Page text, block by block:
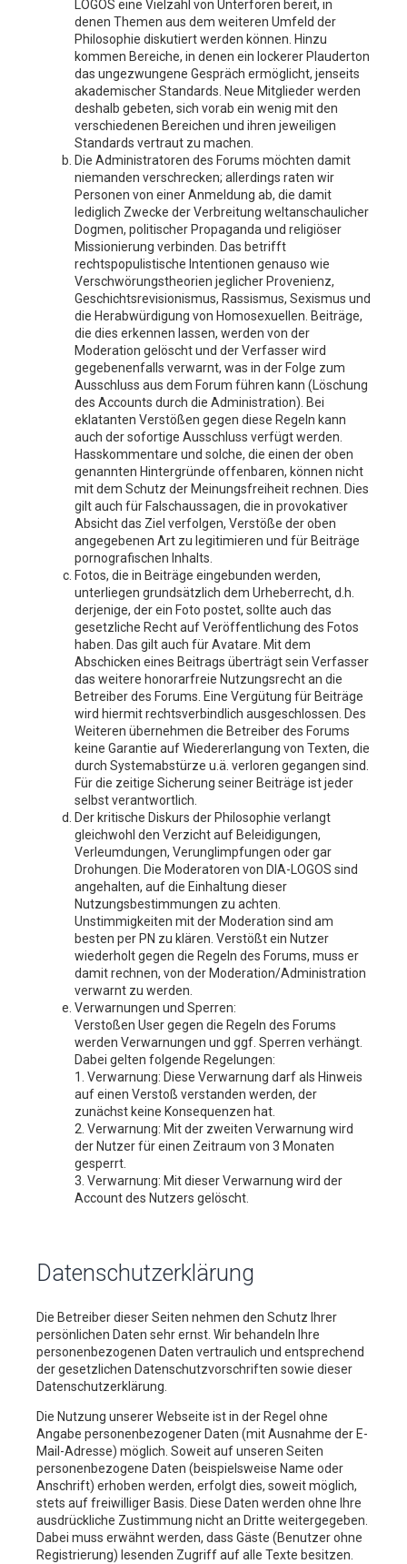
LOGOS eine Vielzahl von Unterforen bereit, in
denen Themen aus dem weiteren Umfeld der
Philosophie diskutiert werden können. Hinzu
kommen Bereiche, in denen ein lockerer Plauderton
das ungezwungene Gespräch ermöglicht, jenseits
akademischer Standards. Neue Mitglieder werden
deshalb gebeten, sich vorab ein wenig mit den
verschiedenen Bereichen und ihren jeweiligen
Standards vertraut zu machen.
Die Administratoren des Forums möchten damit
niemanden verschrecken; allerdings raten wir
Personen von einer Anmeldung ab, die damit
lediglich Zwecke der Verbreitung weltanschaulicher
Dogmen, politischer Propaganda und religiöser
Missionierung verbinden. Das betrifft
rechtspopulistische Intentionen genauso wie
Verschwörungstheorien jeglicher Provenienz,
Geschichtsrevisionismus, Rassismus, Sexismus und
die Herabwürdigung von Homosexuellen. Beiträge,
die dies erkennen lassen, werden von der
Moderation gelöscht und der Verfasser wird
gegebenenfalls verwarnt, was in der Folge zum
Ausschluss aus dem Forum führen kann (Löschung
des Accounts durch die Administration). Bei
eklatanten Verstößen gegen diese Regeln kann
auch der sofortige Ausschluss verfügt werden.
Hasskommentare und solche, die einen der oben
genannten Hintergründe offenbaren, können nicht
mit dem Schutz der Meinungsfreiheit rechnen. Dies
gilt auch für Falschaussagen, die in provokativer
Absicht das Ziel verfolgen, Verstöße der oben
angegebenen Art zu legitimieren und für Beiträge
pornografischen Inhalts.
Fotos, die in Beiträge eingebunden werden,
unterliegen grundsätzlich dem Urheberrecht, d.h.
derjenige, der ein Foto postet, sollte auch das
gesetzliche Recht auf Veröffentlichung des Fotos
haben. Das gilt auch für Avatare. Mit dem
Abschicken eines Beitrags überträgt sein Verfasser
das weitere honorarfreie Nutzungsrecht an die
Betreiber des Forums. Eine Vergütung für Beiträge
wird hiermit rechtsverbindlich ausgeschlossen. Des
Weiteren übernehmen die Betreiber des Forums
keine Garantie auf Wiedererlangung von Texten, die
durch Systemabstürze u.ä. verloren gegangen sind.
Für die zeitige Sicherung seiner Beiträge ist jeder
selbst verantwortlich.
Der kritische Diskurs der Philosophie verlangt
gleichwohl den Verzicht auf Beleidigungen,
Verleumdungen, Verunglimpfungen oder gar
Drohungen. Die Moderatoren von DIA-LOGOS sind
angehalten, auf die Einhaltung dieser
Nutzungsbestimmungen zu achten.
Unstimmigkeiten mit der Moderation sind am
besten per PN zu klären. Verstößt ein Nutzer
wiederholt gegen die Regeln des Forums, muss er
damit rechnen, von der Moderation/Administration
verwarnt zu werden.
Verwarnungen und Sperren:
Verstoßen User gegen die Regeln des Forums
werden Verwarnungen und ggf. Sperren verhängt.
Dabei gelten folgende Regelungen:
1. Verwarnung: Diese Verwarnung darf als Hinweis
auf einen Verstoß verstanden werden, der
zunächst keine Konsequenzen hat.
2. Verwarnung: Mit der zweiten Verwarnung wird
der Nutzer für einen Zeitraum von 3 Monaten
gesperrt.
3. Verwarnung: Mit dieser Verwarnung wird der
Account des Nutzers gelöscht.
Datenschutzerklärung
Die Betreiber dieser Seiten nehmen den Schutz Ihrer
persönlichen Daten sehr ernst. Wir behandeln Ihre
personenbezogenen Daten vertraulich und entsprechend
der gesetzlichen Datenschutzvorschriften sowie dieser
Datenschutzerklärung.
Die Nutzung unserer Webseite ist in der Regel ohne
Angabe personenbezogener Daten (mit Ausnahme der E-
Mail-Adresse) möglich. Soweit auf unseren Seiten
personenbezogene Daten (beispielsweise Name oder
Anschrift) erhoben werden, erfolgt dies, soweit möglich,
stets auf freiwilliger Basis. Diese Daten werden ohne Ihre
ausdrückliche Zustimmung nicht an Dritte weitergegeben.
Dabei muss erwähnt werden, dass Gäste (Benutzer ohne
Registrierung) lesenden Zugriff auf alle Texte besitzen.